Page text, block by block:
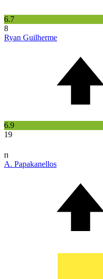
6.7
8
Ryan Guilherme
6.9
19
п
A. Papakanellos